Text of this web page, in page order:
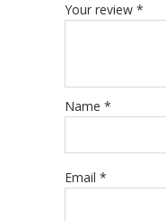
Your review *
Name *
Email *